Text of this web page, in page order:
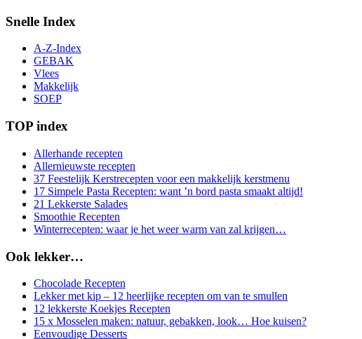
Snelle Index
A-Z-Index
GEBAK
Vlees
Makkelijk
SOEP
TOP index
Allerhande recepten
Allernieuwste recepten
37 Feestelijk Kerstrecepten voor een makkelijk kerstmenu
17 Simpele Pasta Recepten: want ’n bord pasta smaakt altijd!
21 Lekkerste Salades
Smoothie Recepten
Winterrecepten: waar je het weer warm van zal krijgen…
Ook lekker…
Chocolade Recepten
Lekker met kip – 12 heerlijke recepten om van te smullen
12 lekkerste Koekjes Recepten
15 x Mosselen maken: natuur, gebakken, look… Hoe kuisen?
Eenvoudige Desserts